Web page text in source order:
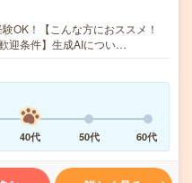
OK！【こんな方におススメ！
迎条件】生成AIについ…
40代 50代 60代